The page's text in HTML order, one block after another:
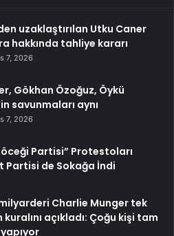
uzaklaştırılan Utku Caner
hakkında tahliye kararı
7, 2026
Gökhan Özoğuz, Öykü
savunmaları aynı
7, 2026
Partisi” Protestoları
Partisi de Sokağa İndi
Charlie Munger tek
kuralını açıkladı: Çoğu kişi tam